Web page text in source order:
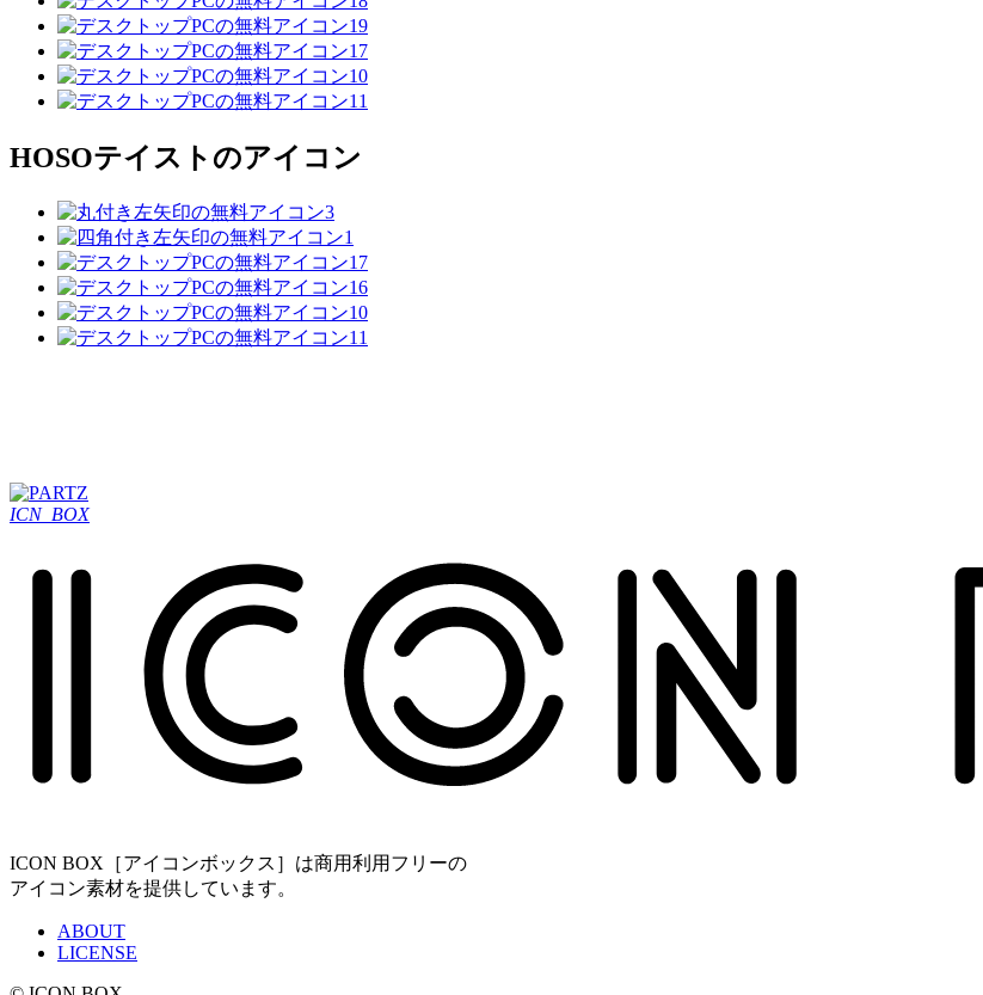
HOSOテイストのアイコン
ICN_BOX
ICON BOX［アイコンボックス］は商用利用フリーの
アイコン素材を提供しています。
ABOUT
LICENSE